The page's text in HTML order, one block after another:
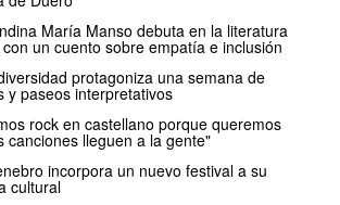
María Manso debuta en la literatura
un cuento sobre empatía e inclusión
protagoniza una semana de
y paseos interpretativos
rock en castellano porque queremos
canciones lleguen a la gente"
incorpora un nuevo festival a su
cultural